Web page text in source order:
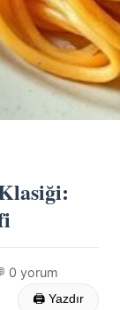
0 yorum
🖨 Yazdır